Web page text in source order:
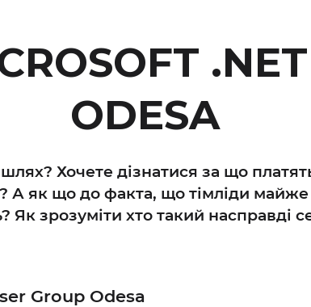
ODESA
шлях? Хочете дізнатися за що
А як що до факта, що тімліди
Як зрозуміти хто такий насправді
Group Odesa